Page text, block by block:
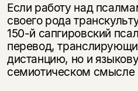
Если работу над
своего рода
150-й сапгировский
перевод,
дистанцию, но и
семиотическом смысле